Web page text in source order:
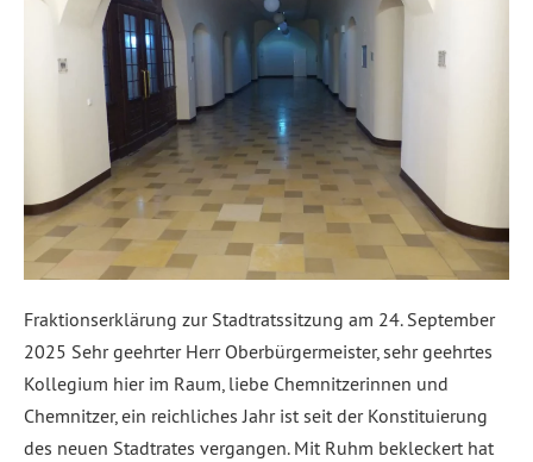
Fraktionserklärung zur Stadtratssitzung am 24. September
2025 Sehr geehrter Herr Oberbürgermeister, sehr geehrtes
Kollegium hier im Raum, liebe Chemnitzerinnen und
Chemnitzer, ein reichliches Jahr ist seit der Konstituierung
des neuen Stadtrates vergangen. Mit Ruhm bekleckert hat